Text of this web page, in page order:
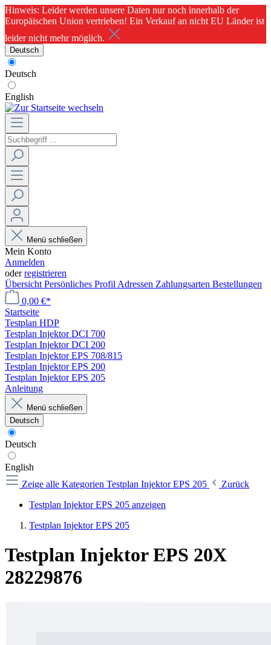
Hinweis: Leider werden unsere Daten nur noch innerhalb der
Europäischen Union vertrieben! Ein Verkauf an nicht EU Länder ist
leider nicht mehr möglich.
Deutsch
Deutsch
English
Menü schließen
Mein Konto
Anmelden
oderregistrieren
Übersicht Persönliches Profil Adressen Zahlungsarten Bestellungen
0,00 €*
Startseite
Testplan HDP
Testplan Injektor DCI 700
Testplan Injektor DCI 200
Testplan Injektor EPS 708/815
Testplan Injektor EPS 200
Testplan Injektor EPS 205
Anleitung
Menü schließen
Deutsch
Deutsch
English
Zeige alle Kategorien Testplan Injektor EPS 205
Zurück
Testplan Injektor EPS 205 anzeigen
Testplan Injektor EPS 205
Testplan Injektor EPS 20X
28229876